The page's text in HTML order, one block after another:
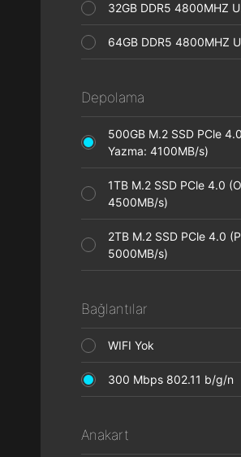
32GB DDR5 4800MHZ
64GB DDR5 4800MHZ
Depolama
500GB M.2 SSD PCle
Yazma: 4100MB/s)
1TB M.2 SSD PCle 4.0
4500MB/s)
2TB M.2 SSD PCle 4.0
5000MB/s)
Bağlantılar
WIFI Yok
300 Mbps 802.11 b/g/n
Anakart